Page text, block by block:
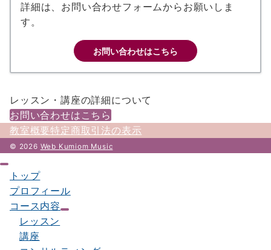
詳細は、お問い合わせフォームからお願いしま
す。
お問い合わせはこちら
レッスン・講座の詳細について
お問い合わせはこちら
教室概要特定商取引法の表示
© 2026 Web Kumiom Music
トップ
プロフィール
コース内容
レッスン
講座